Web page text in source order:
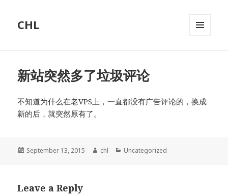
CHL
新站突然多了垃圾评论
不知道为什么在老VPS上，一直都没有广告评论的，换成
新的后，就突然原有了。
Posted
September 13, 2015 Author
chl Categories
Uncategorized
Leave a Reply